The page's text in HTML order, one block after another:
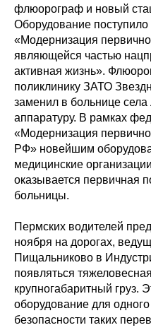
флюорограф и новый
Оборудование
«Модернизация
являющейся частью
активная жизнь».
поликлинику ЗАТО
заменил в больнице
аппаратуру. В рамках
«Модернизация
РФ» новейшим
медицинские
оказывается первичная
больницы.
Пермских водителей
ноября на дорогах,
Пищальниково в
появляться
крупногабаритный груз.
оборудование для
безопасности таких